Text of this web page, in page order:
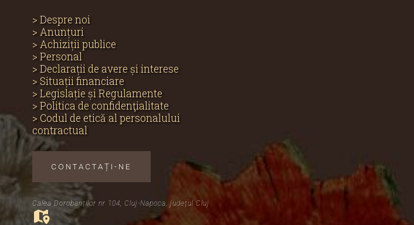
> Despre noi
> Anunțuri
> Achiziții publice
> Personal
> Declarații de avere și interese
> Situații financiare
> Legislație și Regulamente
> Politica de confidenţialitate
> Codul de etică al personalului
contractual
CONTACTAȚI-NE
Calea Dorobanților nr 104, Cluj-Napoca, județul Cluj